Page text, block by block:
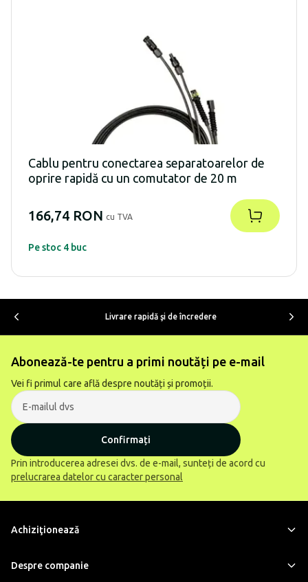
Cablu pentru conectarea separatoarelor de
oprire rapidă cu un comutator de 20 m
166,74 RON cu TVA
Pe stoc 4 buc
Livrare rapidă şi de încredere
Abonează-te pentru a primi noutăți pe e-mail
Vei fi primul care află despre noutăți și promoții.
Confirmați
Prin introducerea adresei dvs. de e-mail, sunteți de acord cu
prelucrarea datelor cu caracter personal
Achiziţionează
Despre companie